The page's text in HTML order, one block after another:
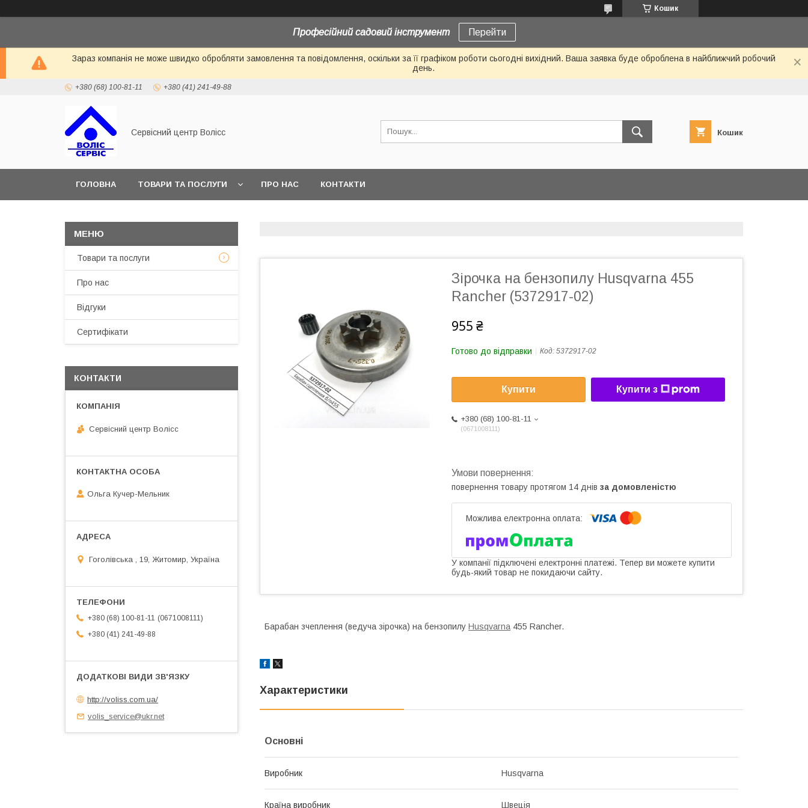
Кошик
Професійний садовий інструмент Перейти
Зараз компанія не може швидко обробляти замовлення та повідомлення, оскільки за її графіком роботи сьогодні вихідний. Ваша заявка буде оброблена в найближчий робочий
день.
+380 (68) 100-81-11 +380 (41) 241-49-88
Сервісний центр Волісс Кошик
ГОЛОВНА ТОВАРИ ТА ПОСЛУГИ ПРО НАС КОНТАКТИ
Зірочка на бензопилу Husqvarna 455
Rancher (5372917-02)
955 ₴
Готово до відправки Код: 5372917-02
Купити Купити з
+380 (68) 100-81-11
0671008111
повернення товару протягом 14 днів за домовленістю
У компанії підключені електронні платежі. Тепер ви можете купити
будь-який товар не покидаючи сайту.
Барабан зчеплення (ведуча зірочка) на бензопилу Husqvarna 455 Rancher.
Характеристики
Основні
Виробник Husqvarna
Країна виробник Швеція
Товари та послуги
Про нас
Відгуки
Сертифікати
КОНТАКТИ
Сервісний центр Волісс
Ольга Кучер-Мельник
Гоголівська , 19, Житомир, Україна
+380 (68) 100-81-11
0671008111
+380 (41) 241-49-88
http://voliss.com.ua/
volis_service@ukr.net